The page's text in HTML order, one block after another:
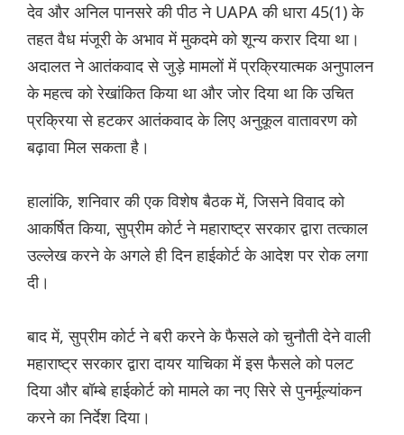
देव और अनिल पानसरे की पीठ ने UAPA की धारा 45(1) के
तहत वैध मंजूरी के अभाव में मुकदमे को शून्य करार दिया था।
अदालत ने आतंकवाद से जुड़े मामलों में प्रक्रियात्मक अनुपालन
के महत्व को रेखांकित किया था और जोर दिया था कि उचित
प्रक्रिया से हटकर आतंकवाद के लिए अनुकूल वातावरण को
बढ़ावा मिल सकता है।
हालांकि, शनिवार की एक विशेष बैठक में, जिसने विवाद को
आकर्षित किया, सुप्रीम कोर्ट ने महाराष्ट्र सरकार द्वारा तत्काल
उल्लेख करने के अगले ही दिन हाईकोर्ट के आदेश पर रोक लगा
दी।
बाद में, सुप्रीम कोर्ट ने बरी करने के फैसले को चुनौती देने वाली
महाराष्ट्र सरकार द्वारा दायर याचिका में इस फैसले को पलट
दिया और बॉम्बे हाईकोर्ट को मामले का नए सिरे से पुनर्मूल्यांकन
करने का निर्देश दिया।